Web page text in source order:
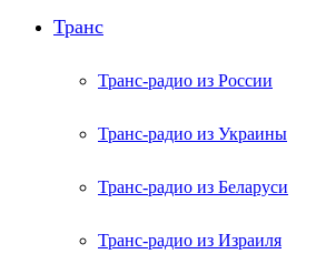
Транс
Транс-радио из России
Транс-радио из Украины
Транс-радио из Беларуси
Транс-радио из Израиля